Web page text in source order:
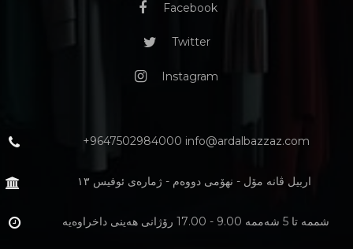
Facebook
Twitter
Instagram
+9647502984000 info@ardalbazzaz.com
اربيل ڤانه مۆل - نهۆمی دووەم - ژمارەی ئوفيس ١٣
شممە تا 5 شەممە 9.00 - 17.00 رۆژانی هەینی داخراوەیە